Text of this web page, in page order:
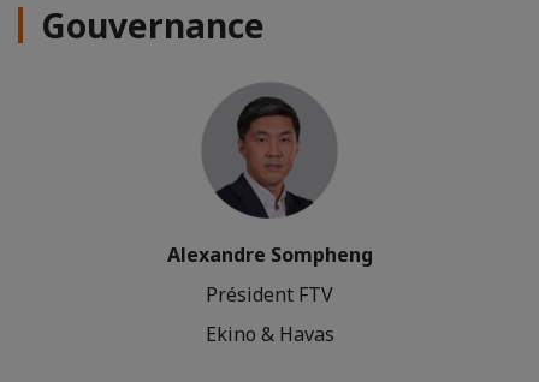
Gouvernance
Alexandre Sompheng
Président FTV
Ekino & Havas